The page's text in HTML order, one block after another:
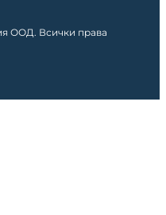
ООД. Всички права